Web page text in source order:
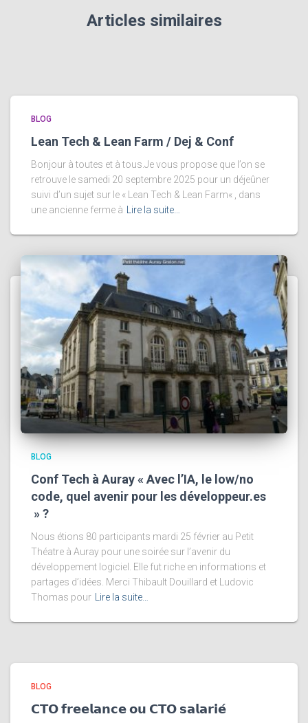
Articles similaires
BLOG
Lean Tech & Lean Farm / Dej & Conf
Bonjour à toutes et à tous.Je vous propose que l’on se
retrouve le samedi 20 septembre 2025 pour un déjeûner
suivi d’un sujet sur le « Lean Tech & Lean Farm« , dans
une ancienne ferme à Lire la suite…
BLOG
Conf Tech à Auray « Avec l’IA, le low/no
code, quel avenir pour les développeur.es
» ?
Nous étions 80 participants mardi 25 février au Petit
Théatre à Auray pour une soirée sur l’avenir du
développement logiciel. Elle fut riche en informations et
partages d’idées. Merci Thibault Douillard et Ludovic
Thomas pour
Lire la suite…
BLOG
𝗖𝗧𝗢 𝗳𝗿𝗲𝗲𝗹𝗮𝗻𝗰𝗲 𝗼𝘂 𝗖𝗧𝗢 𝘀𝗮𝗹𝗮𝗿𝗶𝗲́